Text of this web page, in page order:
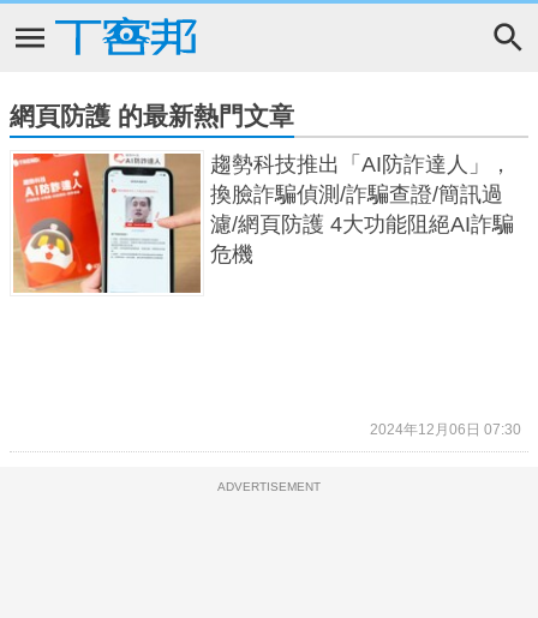
網頁防護 的最新熱門文章
趨勢科技推出「AI防詐達人」，
換臉詐騙偵測/詐騙查證/簡訊過
濾/網頁防護 4大功能阻絕AI詐騙
危機
2024年12月06日 07:30
ADVERTISEMENT